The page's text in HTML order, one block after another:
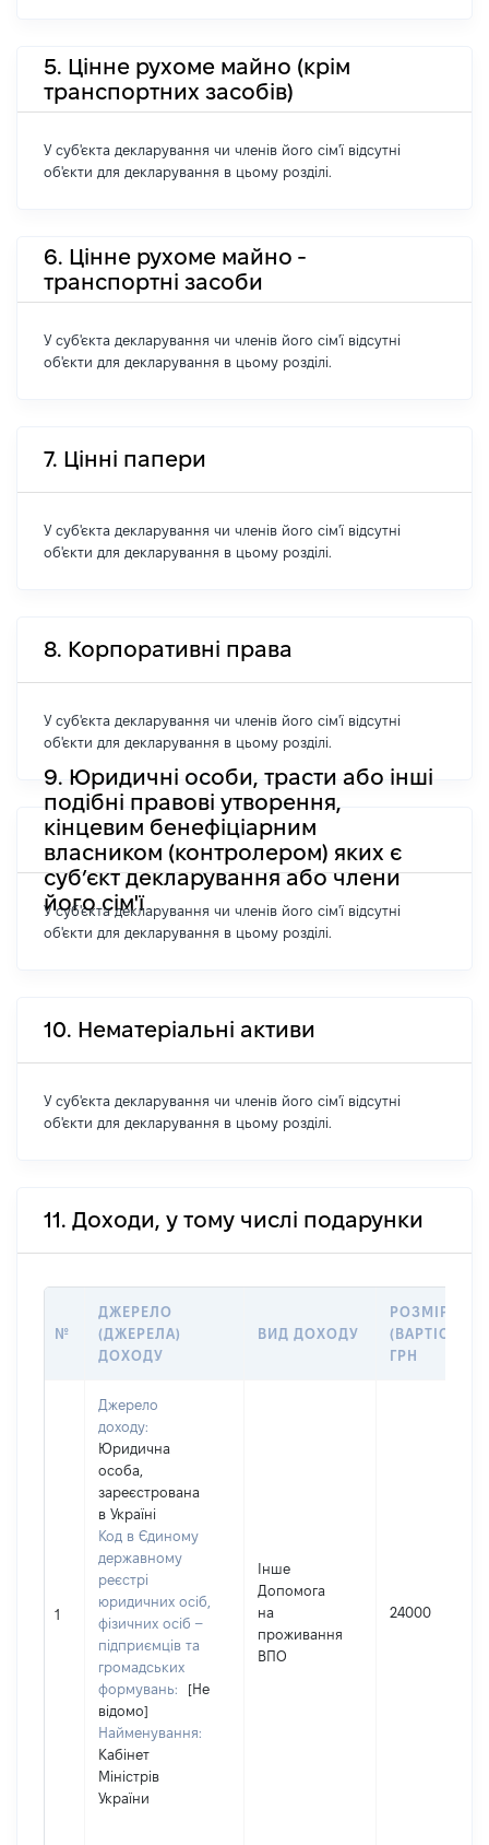
5. Цінне рухоме майно (крім
транспортних засобів)
У суб'єкта декларування чи членів його сім'ї відсутні
об'єкти для декларування в цьому розділі.
6. Цінне рухоме майно -
транспортні засоби
У суб'єкта декларування чи членів його сім'ї відсутні
об'єкти для декларування в цьому розділі.
7. Цінні папери
У суб'єкта декларування чи членів його сім'ї відсутні
об'єкти для декларування в цьому розділі.
8. Корпоративні права
У суб'єкта декларування чи членів його сім'ї відсутні
об'єкти для декларування в цьому розділі.
9. Юридичні особи, трасти або інші
подібні правові утворення,
кінцевим бенефіціарним
власником (контролером) яких є
суб’єкт декларування або члени
його сім'ї
У суб'єкта декларування чи членів його сім'ї відсутні
об'єкти для декларування в цьому розділі.
10. Нематеріальні активи
У суб'єкта декларування чи членів його сім'ї відсутні
об'єкти для декларування в цьому розділі.
11. Доходи, у тому числі подарунки
№
ДЖЕРЕЛО
(ДЖЕРЕЛА)
ДОХОДУ
ВИД ДОХОДУ
РОЗМІР
(ВАРТІСТЬ),
ГРН
1
Джерело
доходу:
Юридична
особа,
зареєстрована
в Україні
Код в Єдиному
державному
реєстрі
юридичних осіб,
фізичних осіб –
підприємців та
громадських
формувань:
[Не
відомо]
Найменування:
Кабінет
Міністрів
України
Інше
Допомога
на
проживання
ВПО
24000